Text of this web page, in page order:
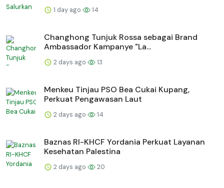
1 day ago 14
Changhong Tunjuk Rossa sebagai Brand
Ambassador Kampanye "La...
2 days ago 13
Menkeu Tinjau PSO Bea Cukai Kupang,
Perkuat Pengawasan Laut
2 days ago 14
Baznas RI-KHCF Yordania Perkuat Layanan
Kesehatan Palestina
2 days ago 20